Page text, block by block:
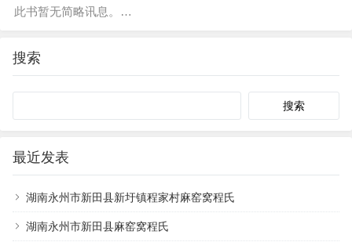
此书暂无简略讯息。…
搜索
最近发表
湖南永州市新田县新圩镇程家村麻窑窝程氏
湖南永州市新田县麻窑窝程氏